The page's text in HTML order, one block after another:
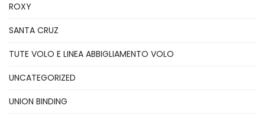
ROXY
SANTA CRUZ
TUTE VOLO E LINEA ABBIGLIAMENTO VOLO
UNCATEGORIZED
UNION BINDING